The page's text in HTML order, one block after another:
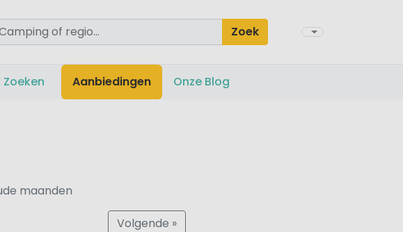
Zoek
Aanbiedingen Onze Blog
maanden
Volgende »